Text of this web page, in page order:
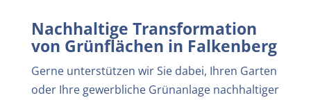
Nachhaltige Transformation
von Grünflächen in Falkenberg
Gerne unterstützen wir Sie dabei, Ihren Garten
oder Ihre gewerbliche Grünanlage nachhaltiger